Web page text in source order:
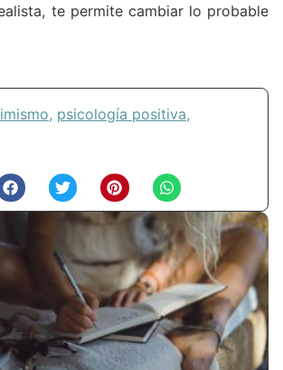
te permite cambiar lo probable
, psicología positiva,